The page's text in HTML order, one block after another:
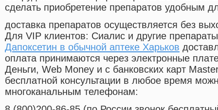
сделать приобретение препаратов удобным
доставка препаратов осуществляется без
Для VIP клиентов: Сиалис и другие
Дапоксетин в обычной аптеке Харьков
оплата принимаются через электронные
Деньги, Web Money и с банковских карт
бесплатной консультации в любое время
многоканальным телефонам: